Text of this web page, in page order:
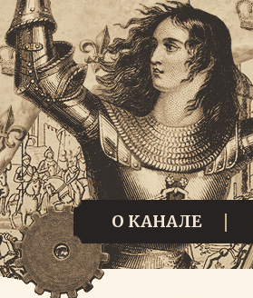
О КАНАЛЕ